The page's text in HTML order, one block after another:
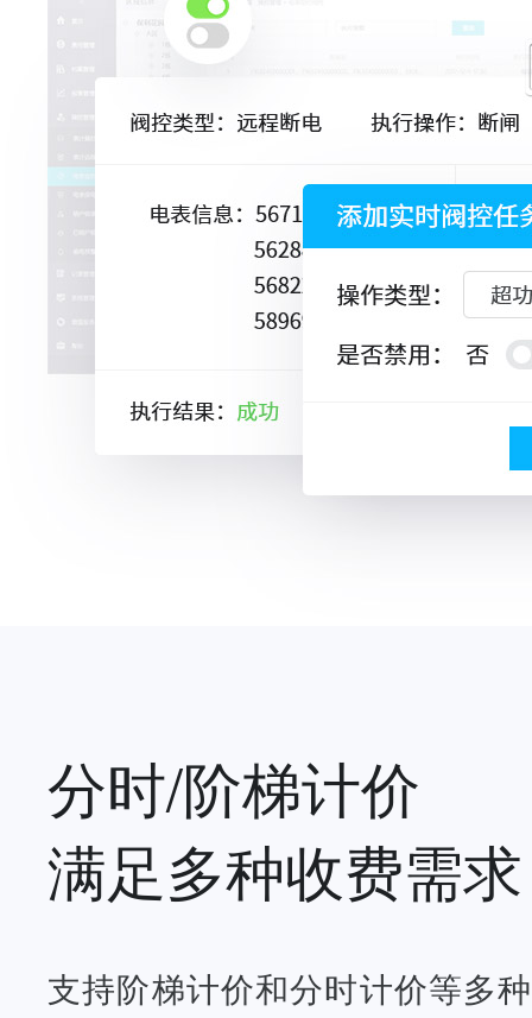
分时/阶梯计价
满足多种收费需求
支持阶梯计价和分时计价等多